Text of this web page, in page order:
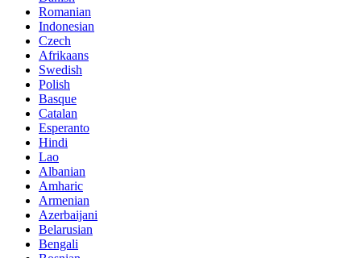
Romanian
Indonesian
Czech
Afrikaans
Swedish
Polish
Basque
Catalan
Esperanto
Hindi
Lao
Albanian
Amharic
Armenian
Azerbaijani
Belarusian
Bengali